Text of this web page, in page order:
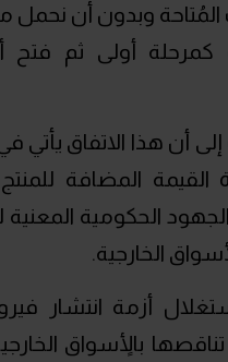
وبدون أن نحمل
كمرحلة أولى ثم
أن هذا الاتفاق يأتي
القيمة المضافة
الحكومية
الخارجية.
أزمة انتشار
بالأٍسواق الخارجية